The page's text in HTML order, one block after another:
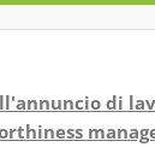
di